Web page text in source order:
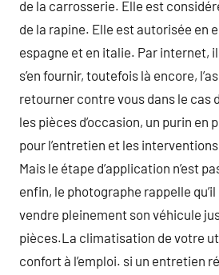
de la carrosserie. Elle est
de la rapine. Elle est autorisée en
espagne et en italie. Par internet,
s’en fournir, toutefois là encore,
retourner contre vous dans le cas
les pièces d’occasion, un purin en
pour l’entretien et les
Mais le étape d’application n’est
enfin, le photographe rappelle
vendre pleinement son véhicule
pièces.La climatisation de votre
confort à l’emploi. si un entretien